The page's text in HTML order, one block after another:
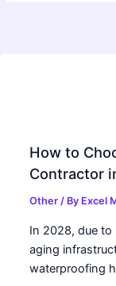
How to
Contractor
Other / By Excel
In 2028, due to
aging
waterproofing